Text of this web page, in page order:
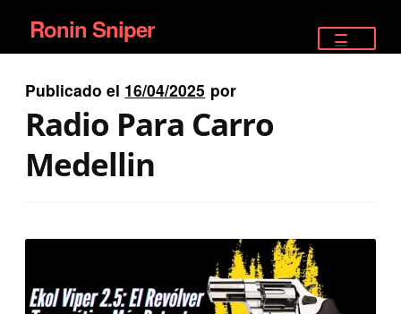
Ir
a
la
navegación
Ir
al
contenido
Ronin Sniper
EQUIPAMIENTO ÉLITE
PISTOLAS
Publicado el 16/04/2025 por
Radio Para Carro
Medellin